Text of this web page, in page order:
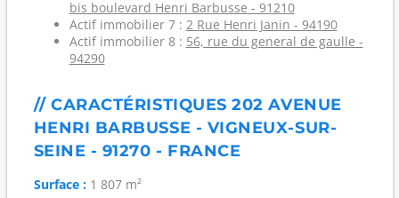
bis boulevard Henri Barbusse - 91210
Actif immobilier 7 : 2 Rue Henri Janin - 94190
Actif immobilier 8 : 56, rue du general de gaulle -
94290
// CARACTÉRISTIQUES 202 AVENUE
HENRI BARBUSSE - VIGNEUX-SUR-
SEINE - 91270 - FRANCE
Surface :1 807 m²